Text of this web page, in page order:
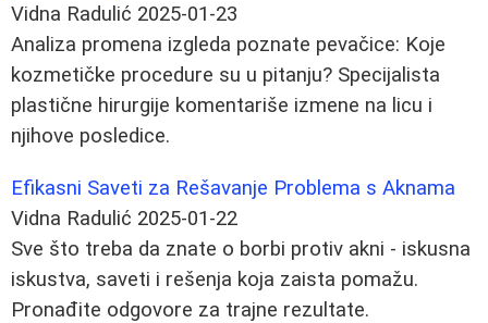
Vidna Radulić 2025-01-23
Analiza promena izgleda poznate pevačice: Koje
kozmetičke procedure su u pitanju? Specijalista
plastične hirurgije komentariše izmene na licu i
njihove posledice.
Efikasni Saveti za Rešavanje Problema s Aknama
Vidna Radulić 2025-01-22
Sve što treba da znate o borbi protiv akni - iskusna
iskustva, saveti i rešenja koja zaista pomažu.
Pronađite odgovore za trajne rezultate.